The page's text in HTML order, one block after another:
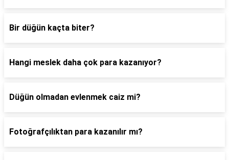
Bir düğün kaçta biter?
Hangi meslek daha çok para kazanıyor?
Düğün olmadan evlenmek caiz mi?
Fotoğrafçılıktan para kazanılır mı?